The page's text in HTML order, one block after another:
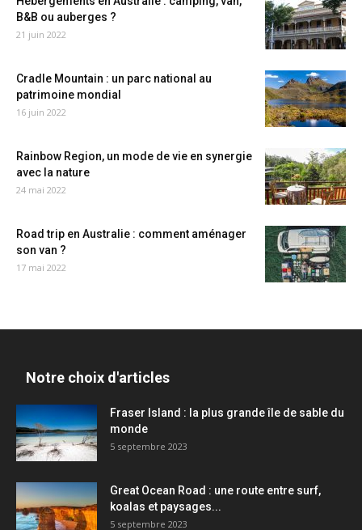
B&B ou auberges ?
21 juin 2022
Cradle Mountain : un parc national au
patrimoine mondial
16 juin 2022
Rainbow Region, un mode de vie en synergie
avec la nature
24 mai 2022
Road trip en Australie : comment aménager
son van ?
17 mai 2022
Notre choix d'articles
Fraser Island : la plus grande île de sable du
monde
5 septembre 2023
Great Ocean Road : une route entre surf,
koalas et paysages...
5 septembre 2023